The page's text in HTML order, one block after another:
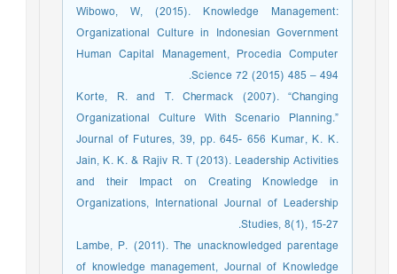
Wibowo, W, (2015). Knowledge Management:
Organizational Culture in Indonesian Government
Human Capital Management, Procedia Computer
Science 72 (2015) 485 – 494.
Korte, R. and T. Chermack (2007). “Changing
Organizational Culture With Scenario Planning.”
Journal of Futures, 39, pp. 645- 656 Kumar, K. K.
Jain, K. K. & Rajiv R. T (2013). Leadership Activities
and their Impact on Creating Knowledge in
Organizations, International Journal of Leadership
Studies, 8(1), 15-27.
Lambe, P. (2011). The unacknowledged parentage
of knowledge management, Journal of Knowledge